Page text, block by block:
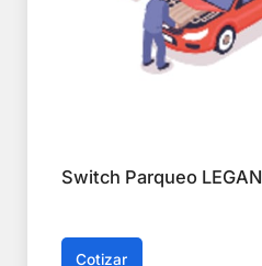
Switch Parqueo
Cotizar